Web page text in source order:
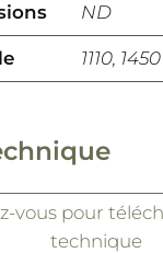
ND
1110,
vouspour
technique